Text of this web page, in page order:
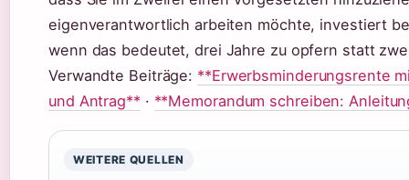
eigenverantwortlich arbeiten möchte, investiert
wenn das bedeutet, drei Jahre zu opfern statt
Verwandte Beiträge: **Erwerbsminderungsrente
und Antrag** · **Memorandum schreiben:
WEITERE QUELLEN